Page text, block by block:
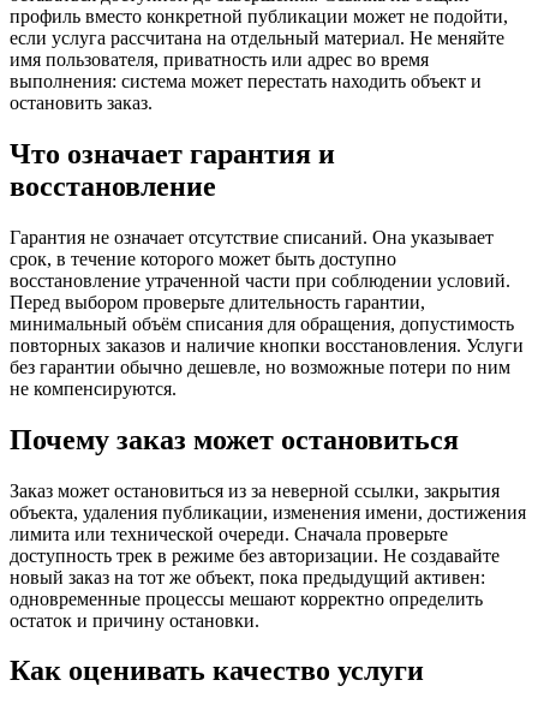
профиль вместо конкретной публикации может не подойти,
если услуга рассчитана на отдельный материал. Не меняйте
имя пользователя, приватность или адрес во время
выполнения: система может перестать находить объект и
остановить заказ.
Что означает гарантия и
восстановление
Гарантия не означает отсутствие списаний. Она указывает
срок, в течение которого может быть доступно
восстановление утраченной части при соблюдении условий.
Перед выбором проверьте длительность гарантии,
минимальный объём списания для обращения, допустимость
повторных заказов и наличие кнопки восстановления. Услуги
без гарантии обычно дешевле, но возможные потери по ним
не компенсируются.
Почему заказ может остановиться
Заказ может остановиться из за неверной ссылки, закрытия
объекта, удаления публикации, изменения имени, достижения
лимита или технической очереди. Сначала проверьте
доступность трек в режиме без авторизации. Не создавайте
новый заказ на тот же объект, пока предыдущий активен:
одновременные процессы мешают корректно определить
остаток и причину остановки.
Как оценивать качество услуги